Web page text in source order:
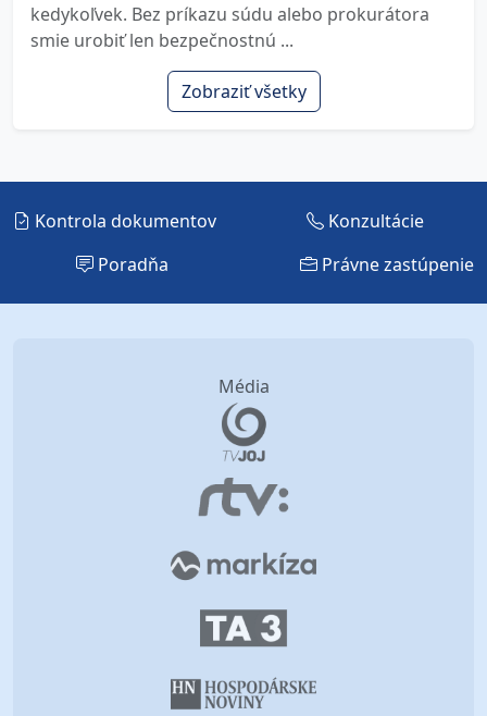
kedykoľvek. Bez príkazu súdu alebo prokurátora
smie urobiť len bezpečnostnú ...
Zobraziť všetky
Kontrola dokumentov
Konzultácie
Poradňa
Právne zastúpenie
Média